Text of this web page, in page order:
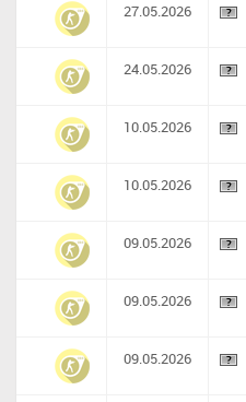
27.05.2026
24.05.2026
10.05.2026
10.05.2026
09.05.2026
09.05.2026
09.05.2026